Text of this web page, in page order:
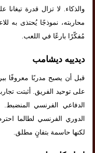
والذكاء. لا تزال قدرة
محاربته، نموذجًا يُحتذى به
مُفكّرًا بارعًا في اللعب.
ديدييه ديشامب
قبل أن يصبح مدربًا معروفًا
على توحيد الفريق. أثبتت
الدفاعي الفرنسي المنضبط.
الدوري الفرنسي لطالما
لكنها حاسمة بتفانٍ مطلق.